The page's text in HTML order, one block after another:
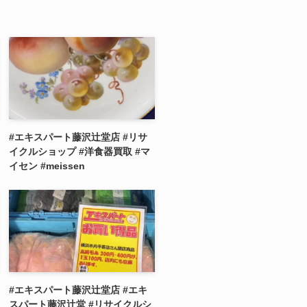
#エキスパート藤沢辻堂店 #リサ
イクルショップ #洋食器買取 #マ
イセン #meissen
#エキスパート藤沢辻堂店 #エキ
スパート藤沢辻堂 #リサイクルシ